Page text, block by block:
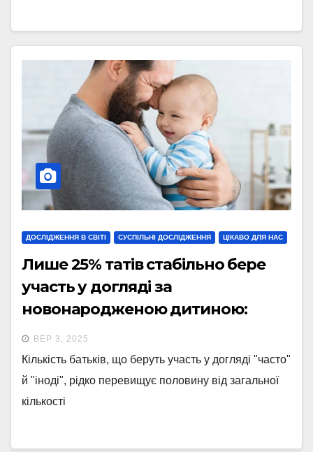
ДОСЛІДЖЕННЯ В СВІТІ СУСПІЛЬНІ ДОСЛІДЖЕННЯ ЦІКАВО ДЛЯ НАС
Лише 25% татів стабільно бере
участь у догляді за
новонародженою дитиною:
опитування жінок
ВЕР 3, 2025
Кількість батьків, що беруть участь у догляді "часто"
й "іноді", рідко перевищує половину від загальної
кількості